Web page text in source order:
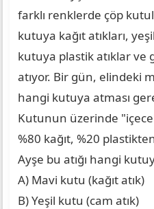
farklı renklerde çöp
kutuya kağıt atıkları,
kutuya plastik atıklar ve
atıyor. Bir gün, elindeki
hangi kutuya atması
Kutunun üzerinde
%80 kağıt, %20
Ayşe bu atığı hangi
A) Mavi kutu (kağıt atık)
B) Yeşil kutu (cam atık)